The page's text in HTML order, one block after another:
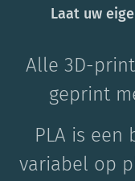
Laat uw
Alle 3D-
geprint
PLA is een
variabel op